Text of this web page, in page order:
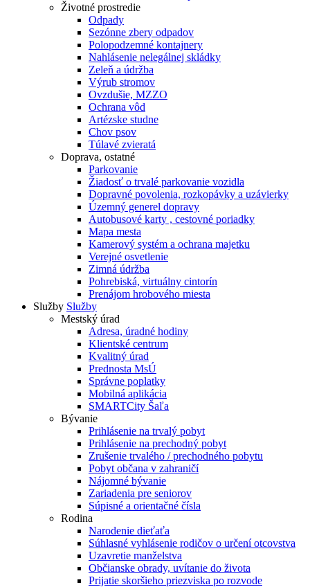
Životné prostredie
Odpady
Sezónne zbery odpadov
Polopodzemné kontajnery
Nahlásenie nelegálnej skládky
Zeleň a údržba
Výrub stromov
Ovzdušie, MZZO
Ochrana vôd
Artézske studne
Chov psov
Túlavé zvieratá
Doprava, ostatné
Parkovanie
Žiadosť o trvalé parkovanie vozidla
Dopravné povolenia, rozkopávky a uzávierky
Územný generel dopravy
Autobusové karty , cestovné poriadky
Mapa mesta
Kamerový systém a ochrana majetku
Verejné osvetlenie
Zimná údržba
Pohrebiská, virtuálny cintorín
Prenájom hrobového miesta
Služby Služby
Mestský úrad
Adresa, úradné hodiny
Klientské centrum
Kvalitný úrad
Prednosta MsÚ
Správne poplatky
Mobilná aplikácia
SMARTCity Šaľa
Bývanie
Prihlásenie na trvalý pobyt
Prihlásenie na prechodný pobyt
Zrušenie trvalého / prechodného pobytu
Pobyt občana v zahraničí
Nájomné bývanie
Zariadenia pre seniorov
Súpisné a orientačné čísla
Rodina
Narodenie dieťaťa
Súhlasné vyhlásenie rodičov o určení otcovstva
Uzavretie manželstva
Občianske obrady, uvítanie do života
Prijatie skoršieho priezviska po rozvode